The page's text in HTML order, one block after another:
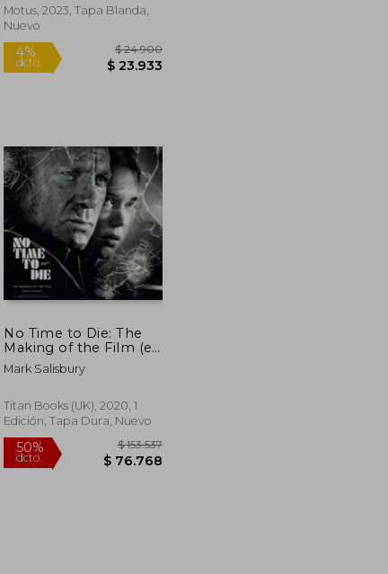
$ 110.382
$ 55.191
Motus, 2023, Tapa Blanda,
Nuevo
4%
Rápido
No Time to Die: The
Making of the Film (en
Inglés)
Mark Salisbury
Titan Books (UK), 2020, 1
Edición, Tapa Dura, Nuevo